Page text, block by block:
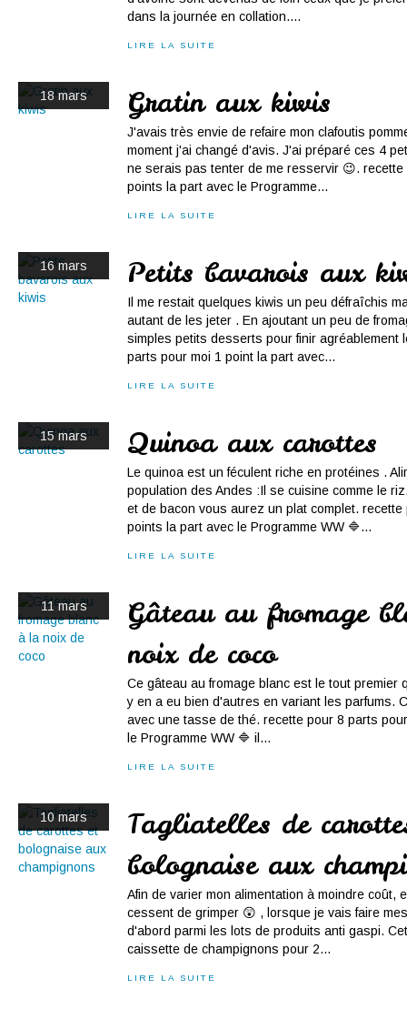
dans la journée en collation....
LIRE LA SUITE
18 mars Gratin aux kiwis
J'avais très envie de refaire mon clafoutis
moment j'ai changé d'avis. J'ai préparé ces 4
ne serais pas tenter de me resservir 😉.
points la part avec le Programme...
LIRE LA SUITE
16 mars Petits bavarois aux
Il me restait quelques kiwis un peu défraîchis
autant de les jeter . En ajoutant un peu de
simples petits desserts pour finir agréablement
parts pour moi 1 point la part avec...
LIRE LA SUITE
15 mars Quinoa aux carottes
Le quinoa est un féculent riche en protéines .
population des Andes :Il se cuisine comme le
et de bacon vous aurez un plat complet.
points la part avec le Programme WW 🔷...
LIRE LA SUITE
11 mars
Gâteau au fromage
noix de coco
Ce gâteau au fromage blanc est le tout premier
y en a eu bien d'autres en variant les parfums.
avec une tasse de thé. recette pour 8 parts
le Programme WW 🔷 il...
LIRE LA SUITE
10 mars
Tagliatelles de
bolognaise aux
Afin de varier mon alimentation à moindre coût,
cessent de grimper 😲 , lorsque je vais faire
d'abord parmi les lots de produits anti gaspi.
caissette de champignons pour 2...
LIRE LA SUITE